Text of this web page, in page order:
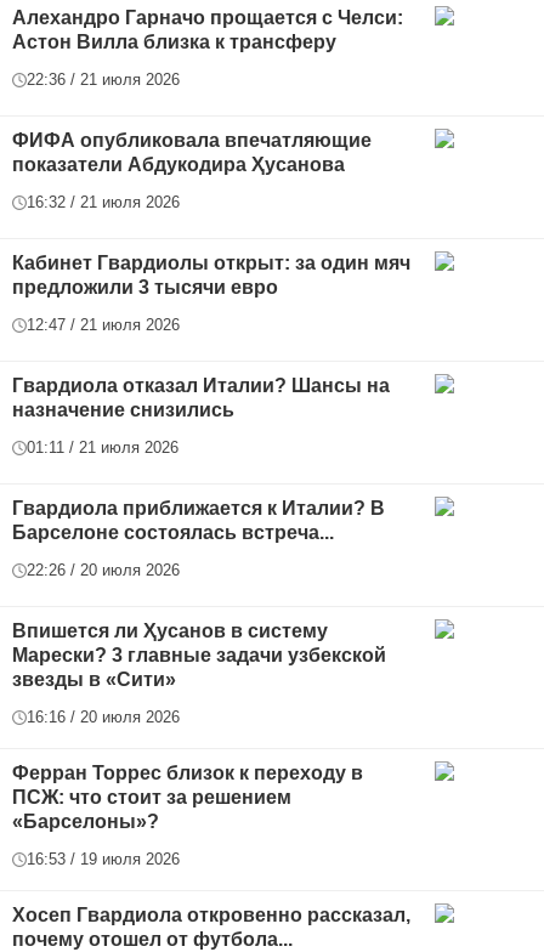
Алехандро Гарначо прощается с Челси:
Астон Вилла близка к трансферу
22:36 / 21 июля 2026
ФИФА опубликовала впечатляющие
показатели Абдукодира Ҳусанова
16:32 / 21 июля 2026
Кабинет Гвардиолы открыт: за один мяч
предложили 3 тысячи евро
12:47 / 21 июля 2026
Гвардиола отказал Италии? Шансы на
назначение снизились
01:11 / 21 июля 2026
Гвардиола приближается к Италии? В
Барселоне состоялась встреча...
22:26 / 20 июля 2026
Впишется ли Ҳусанов в систему
Марески? 3 главные задачи узбекской
звезды в «Сити»
16:16 / 20 июля 2026
Ферран Торрес близок к переходу в
ПСЖ: что стоит за решением
«Барселоны»?
16:53 / 19 июля 2026
Хосеп Гвардиола откровенно рассказал,
почему отошел от футбола...